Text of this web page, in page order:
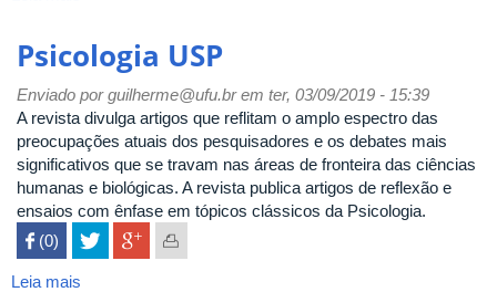
Brasileira
de
Educação
Psicologia USP
Enviado porguilherme@ufu.brem ter, 03/09/2019 - 15:39
A revista divulga artigos que reflitam o amplo espectro das
preocupações atuais dos pesquisadores e os debates mais
significativos que se travam nas áreas de fronteira das ciências
humanas e biológicas. A revista publica artigos de reflexão e
ensaios com ênfase em tópicos clássicos da Psicologia.
 (0)
Leia mais